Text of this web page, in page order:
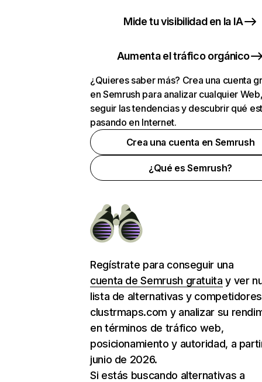
Mide tu visibilidad en la IA
Aumenta el tráfico orgánico
¿Quieres saber más? Crea una cuenta
en Semrush para analizar cualquier
seguir las tendencias y descubrir qué
pasando en Internet.
Crea una cuenta en Semrush
¿Qué es Semrush?
Regístrate para conseguir una
cuenta de Semrush gratuita y ver
lista de alternativas y
clustrmaps.com y analizar su
en términos de tráfico web,
posicionamiento y autoridad, a
junio de 2026.
Si estás buscando alternativas a